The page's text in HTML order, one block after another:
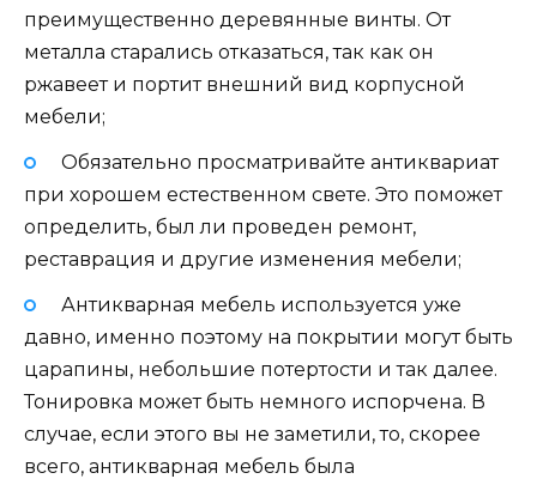
преимущественно деревянные винты. От
металла старались отказаться, так как он
ржавеет и портит внешний вид корпусной
мебели;
Обязательно просматривайте антиквариат
при хорошем естественном свете. Это поможет
определить, был ли проведен ремонт,
реставрация и другие изменения мебели;
Антикварная мебель используется уже
давно, именно поэтому на покрытии могут быть
царапины, небольшие потертости и так далее.
Тонировка может быть немного испорчена. В
случае, если этого вы не заметили, то, скорее
всего, антикварная мебель была